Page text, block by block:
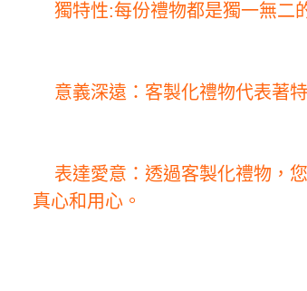
獨特性:每份禮物都是獨一無二
意義深遠：客製化禮物代表著
表達愛意：透過客製化禮物，
真心和用心。